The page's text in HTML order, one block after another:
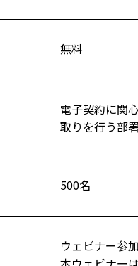
無料
電子契約に関
取りを行う部
500名
ウェビナー参